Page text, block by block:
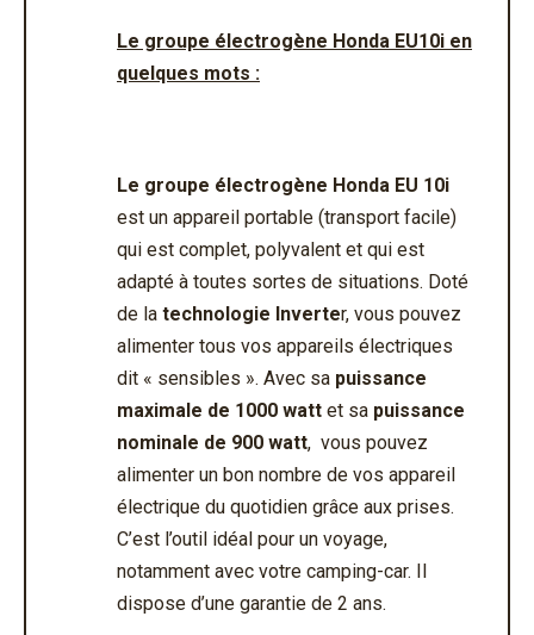
Le groupe électrogène Honda EU10i en
quelques mots :
Le groupe électrogène Honda EU 10i
est un appareil portable (transport facile)
qui est complet, polyvalent et qui est
adapté à toutes sortes de situations. Doté
de la technologie Inverter, vous pouvez
alimenter tous vos appareils électriques
dit « sensibles ». Avec sa puissance
maximale de 1000 watt et sa puissance
nominale de 900 watt, vous pouvez
alimenter un bon nombre de vos appareil
électrique du quotidien grâce aux prises.
C’est l’outil idéal pour un voyage,
notamment avec votre camping-car. Il
dispose d’une garantie de 2 ans.